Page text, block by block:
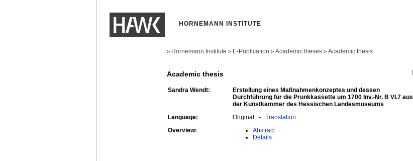
HORNEMANN INSTITUTE
> Hornemann Institute > E-Publication > Academic theses > Academic thesis
Academic thesis
Sandra Wendt:
Erstellung eines Maßnahmenkonzeptes und dessen
Durchführung für die Prunkkassette um 1700 Inv.‐Nr. B VI.7 aus
der Kunstkammer des Hessischen Landesmuseums
Language: Original - Translation
Overview:
Abstract
Details